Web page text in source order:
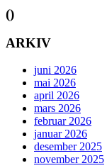
()
ARKIV
juni 2026
mai 2026
april 2026
mars 2026
februar 2026
januar 2026
desember 2025
november 2025